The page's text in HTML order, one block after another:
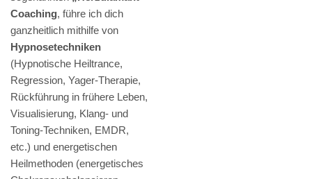
Coaching, führe ich dich
ganzheitlich mithilfe von
Hypnosetechniken
(Hypnotische Heiltrance,
Regression, Yager-Therapie,
Rückführung in frühere Leben,
Visualisierung, Klang- und
Toning-Techniken, EMDR,
etc.) und energetischen
Heilmethoden (energetisches